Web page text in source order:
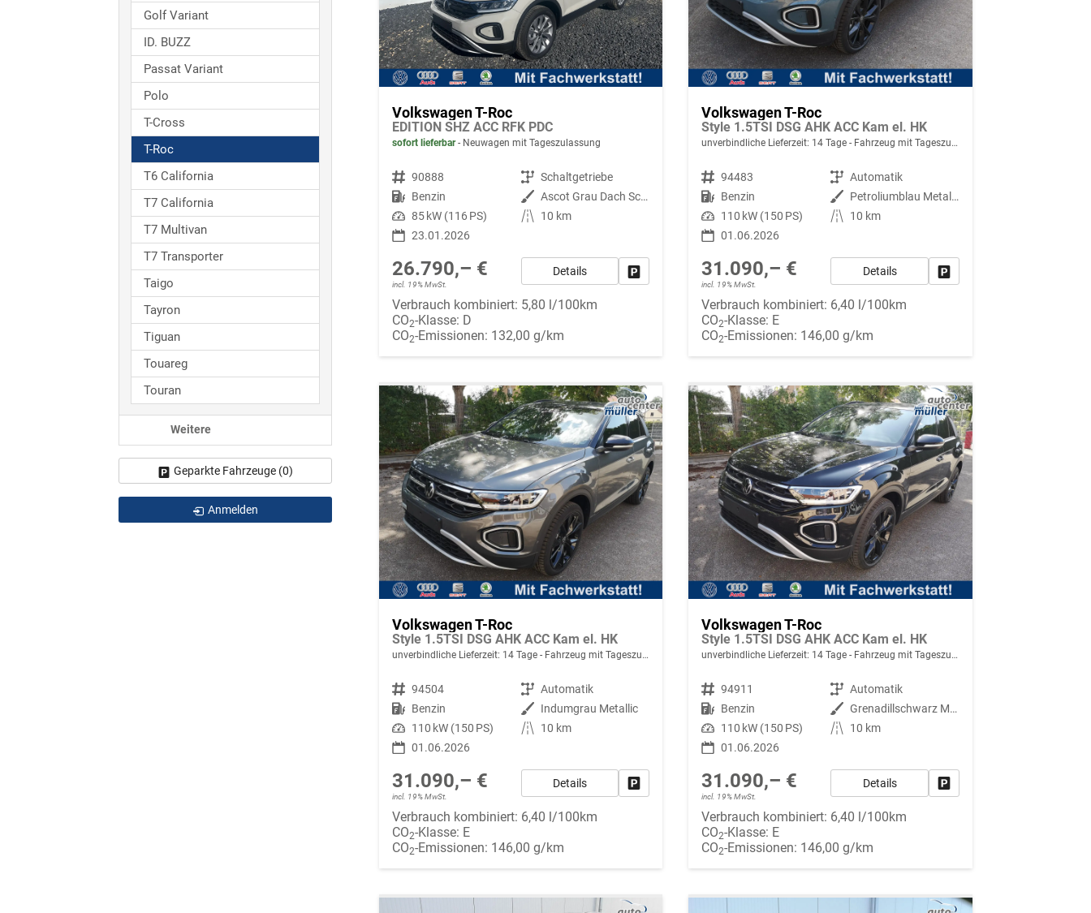
Volkswagen T-Roc
EDITION SHZ ACC RFK PDC
sofort lieferbar Neuwagen mit Tageszulassung
Fahrzeugnr. 90888 Getriebe Schaltgetriebe
Kraftstoff Benzin Außenfarbe
Ascot Grau Dach Schwarz 6UA1
Leistung 85 kW (116 PS) Kilometerstand
10 km
23.01.2026
26.790,– €
incl. 19% MwSt.
Details Fahrzeug parken
Verbrauch kombiniert: 5,80 l/100km
CO2-Klasse: D
CO2-Emissionen: 132,00 g/km
Volkswagen T-Roc
Style 1.5TSI DSG AHK ACC Kam el. HK
unverbindliche Lieferzeit: 14 Tage Fahrzeug mit Tageszulassung
Fahrzeugnr. 94483 Getriebe Automatik
Kraftstoff Benzin Außenfarbe
Petroliumblau Metallic
Leistung 110 kW (150 PS) Kilometerstand
10 km
01.06.2026
31.090,– €
incl. 19% MwSt.
Details
Verbrauch kombiniert: 6,40 l/100km
CO2-Klasse: E
CO2-Emissionen: 146,00 g/km
Volkswagen T-Roc
Style 1.5TSI DSG AHK ACC Kam el. HK
unverbindliche Lieferzeit: 14 Tage Fahrzeug mit Tageszulassung
Fahrzeugnr. 94504 Getriebe Automatik
Kraftstoff Benzin Außenfarbe Indumgrau Metallic
Leistung 110 kW (150 PS) Kilometerstand
10 km
01.06.2026
31.090,– €
incl. 19% MwSt.
Details Fahrzeug parken
Verbrauch kombiniert: 6,40 l/100km
CO2-Klasse: E
CO2-Emissionen: 146,00 g/km
Volkswagen T-Roc
Style 1.5TSI DSG AHK ACC Kam el. HK
unverbindliche Lieferzeit: 14 Tage Fahrzeug mit Tageszulassung
Fahrzeugnr. 94911 Getriebe Automatik
Kraftstoff Benzin Außenfarbe
Grenadillschwarz Metallic
Leistung 110 kW (150 PS) Kilometerstand
10 km
01.06.2026
31.090,– €
incl. 19% MwSt.
Details
Verbrauch kombiniert: 6,40 l/100km
CO2-Klasse: E
CO2-Emissionen: 146,00 g/km
Golf Variant
ID. BUZZ
Passat Variant
Polo
T-Cross
T-Roc
T6 California
T7 California
T7 Multivan
T7 Transporter
Taigo
Tayron
Tiguan
Touareg
Touran
Weitere
Geparkte Fahrzeuge (0)
Anmelden